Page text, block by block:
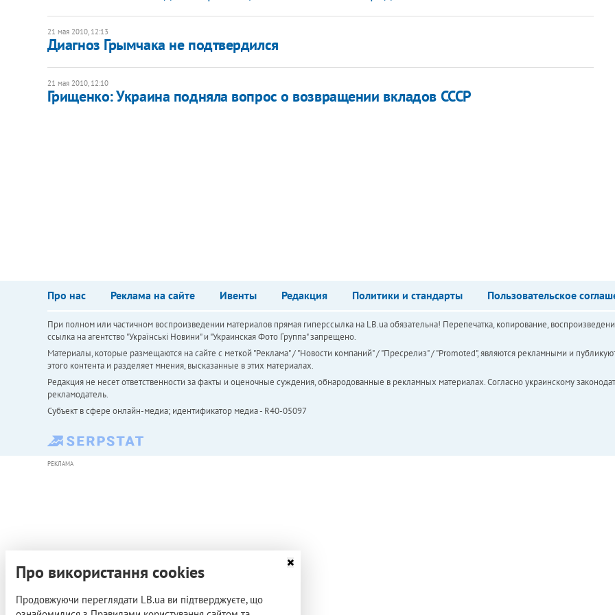
21 мая 2010, 12:13
Диагноз Грымчака не подтвердился
21 мая 2010, 12:10
Грищенко: Украина подняла вопрос о возвращении вкладов СССР
Про нас Реклама на сайте Ивенты Редакция Политики и стандарты Пользовательское
При полном или частичном воспроизведении материалов прямая гиперссылка на LB.ua обязательна! Перепечатка, копирование,
ссылка на агентство "Українськi Новини" и "Украинская Фото Группа" запрещено.
Материалы, которые размещаются на сайте с меткой "Реклама" / "Новости компаний" / "Пресрелиз" / "Promoted", являются рекламными и
этого контента и разделяет мнения, высказанные в этих материалах.
Редакция не несет ответственности за факты и оценочные суждения, обнародованные в рекламных материалах. Согласно украинскому
рекламодатель.
Субъект в сфере онлайн-медиа; идентификатор медиа - R40-05097
РЕКЛАМА
Про використання cookies
Продовжуючи переглядати LB.ua ви підтверджуєте, що